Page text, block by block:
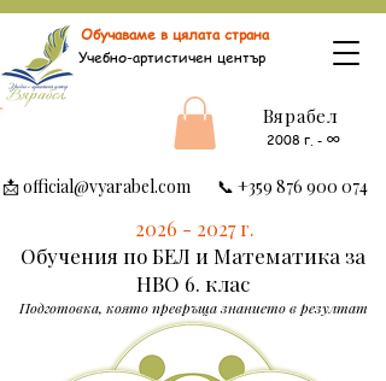
Учебно-артистичен център
Вярабел
2008 г. - ∞
Обучаваме в цялата страна
📩official@vyarabel.com 📞 +359 876 900 074
2026 - 2027г.
Обучения по БЕЛ и Математика за
НВО 6. клас
Подготовка, която превръща знанието в резултат